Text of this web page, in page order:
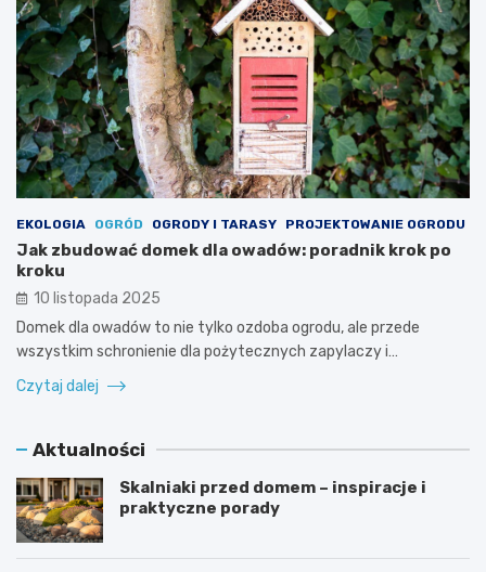
EKOLOGIA OGRÓD OGRODY I TARASY PROJEKTOWANIE OGRODU
Jak zbudować domek dla owadów: poradnik krok po
kroku
10 listopada 2025
Domek dla owadów to nie tylko ozdoba ogrodu, ale przede
wszystkim schronienie dla pożytecznych zapylaczy i…
Czytaj dalej
Aktualności
Skalniaki przed domem – inspiracje i
praktyczne porady